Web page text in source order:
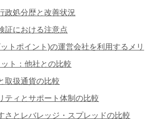
政処分歴と改善状況
証における注意点
トポイント)の運営会社を利用するメリ
ト：他社との比較
取扱通貨の比較
ティとサポート体制の比較
さとレバレッジ・スプレッドの比較